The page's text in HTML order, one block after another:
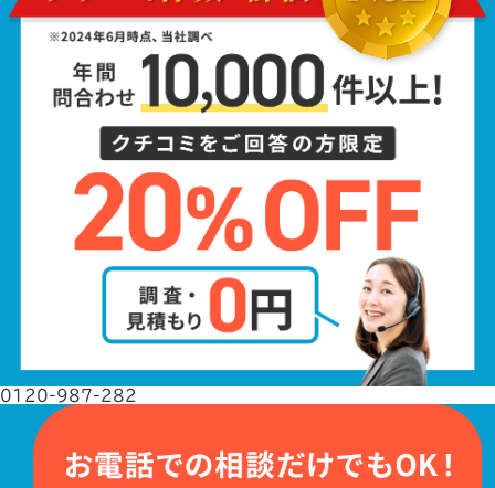
0120-987-282